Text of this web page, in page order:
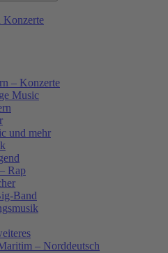
– Konzerte
Music
und mehr
Rap
Band
– Norddeutsch